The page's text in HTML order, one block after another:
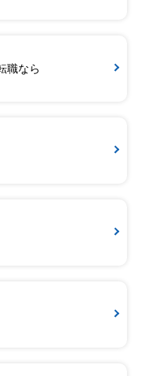
職なら